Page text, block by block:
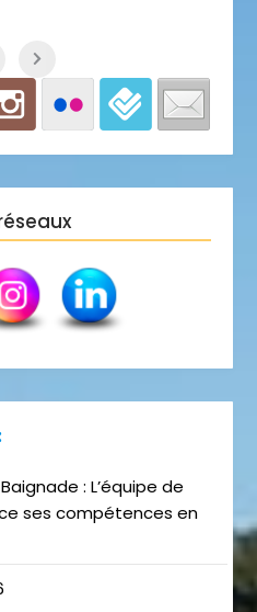
: L’équipe de
ses compétences en